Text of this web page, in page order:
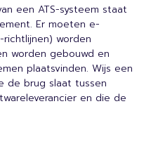
een ATS-systeem staat
Er moeten e-
worden
worden gebouwd en
plaatsvinden. Wijs een
de brug slaat tussen
en die de